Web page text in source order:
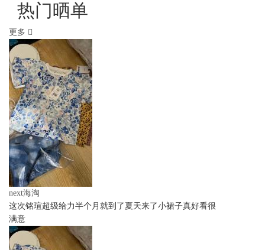
热门晒单
更多
next海淘
这次铭瑄超级给力半个月就到了夏天来了小裙子真好看很
满意